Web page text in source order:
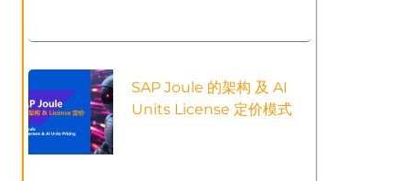
SAP Joule 的架构 及 AI
Units License 定价模式